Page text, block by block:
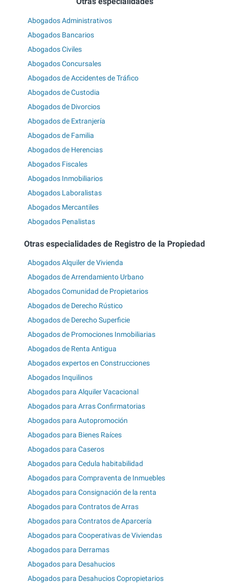
Abogados Administrativos
Abogados Bancarios
Abogados Civiles
Abogados Concursales
Abogados de Accidentes de Tráfico
Abogados de Custodia
Abogados de Divorcios
Abogados de Extranjería
Abogados de Familia
Abogados de Herencias
Abogados Fiscales
Abogados Inmobiliarios
Abogados Laboralistas
Abogados Mercantiles
Abogados Penalistas
Otras especialidades de Registro de la Propiedad
Abogados Alquiler de Vivienda
Abogados de Arrendamiento Urbano
Abogados Comunidad de Propietarios
Abogados de Derecho Rústico
Abogados de Derecho Superficie
Abogados de Promociones Inmobiliarias
Abogados de Renta Antigua
Abogados expertos en Construcciones
Abogados Inquilinos
Abogados para Alquiler Vacacional
Abogados para Arras Confirmatorias
Abogados para Autopromoción
Abogados para Bienes Raíces
Abogados para Caseros
Abogados para Cedula habitabilidad
Abogados para Compraventa de Inmuebles
Abogados para Consignación de la renta
Abogados para Contratos de Arras
Abogados para Contratos de Aparcería
Abogados para Cooperativas de Viviendas
Abogados para Derramas
Abogados para Desahucios
Abogados para Desahucios Copropietarios